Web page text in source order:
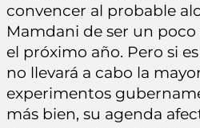
convencer al probable
Mamdani de ser un
el próximo año. Pero si
no llevará a cabo la
experimentos
más bien, su agenda